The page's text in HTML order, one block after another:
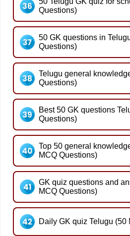
Questions)
50 GK questions in
Questions)
Telugu general
Questions)
Best 50 GK questions
Questions)
Top 50 general
MCQ Questions)
GK quiz questions and
MCQ Questions)
Daily GK quiz Telugu (50